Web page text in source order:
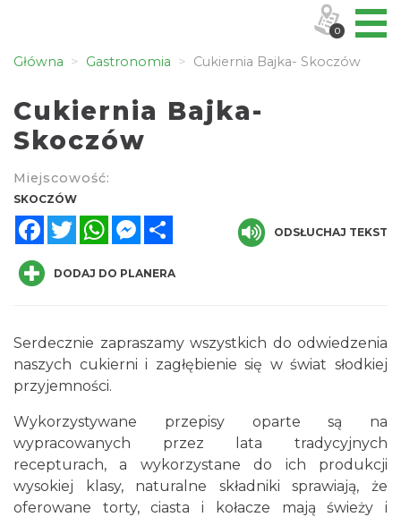
Główna Gastronomia Cukiernia Bajka- Skoczów
Cukiernia Bajka-
Skoczów
Miejscowość:
SKOCZÓW
FacebookTwitterWhatsAppMessenger
ODSŁUCHAJ TEKST
DODAJ DO PLANERA
Serdecznie zapraszamy wszystkich do odwiedzenia
naszych cukierni i zagłębienie się w świat słodkiej
przyjemności.
Wykorzystywane przepisy oparte są na
wypracowanych przez lata tradycyjnych
recepturach, a wykorzystane do ich produkcji
wysokiej klasy, naturalne składniki sprawiają, że
oferowane torty, ciasta i kołacze mają świeży i
0